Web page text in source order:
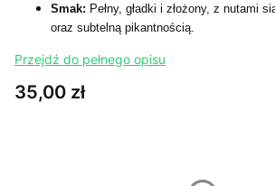
Smak: Pełny, gładki i złożony, z nutami
oraz subtelną pikantnością.
Przejdź do pełnego opisu
Cena
35,00 zł